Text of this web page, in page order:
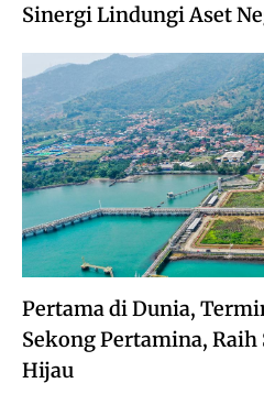
Sinergi Lindungi Aset
Pertama di Dunia,
Sekong Pertamina,
Hijau